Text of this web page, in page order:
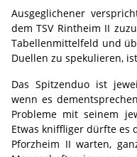
Ausgeglichener
dem TSV Rintheim II
Tabellenmittelfeld und
Duellen zu spekulieren,
Das Spitzenduo ist
wenn es
Probleme mit seinem
Etwas kniffliger dürfte es
Pforzheim II warten,